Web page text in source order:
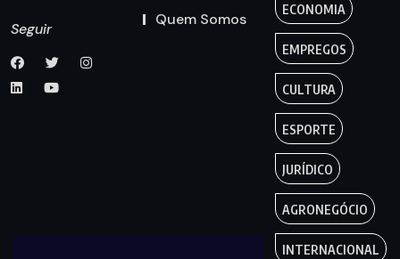
Seguir
Quem Somos
ECONOMIA
EMPREGOS
CULTURA
ESPORTE
JURÍDICO
AGRONEGÓCIO
INTERNACIONAL